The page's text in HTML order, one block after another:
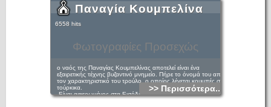
Φωτογραφίες Προσεχώς
Παναγία Κουμπελίνα
6558 hits
ο ναός της Παναγίας Κουμπελίνας αποτελεί είναι ένα
εξαιρετικής τέχνης βυζαντινό μνημείο. Πήρε το όνομά του από
τον χαρακτηριστικό του τρούλο, ο οποίος λέγεται κουμπές στα
τούρκικα.
Είναι αφιερωμένος στα Εισόδια της Θεοτόκου και εορτάζεται
>> Περισσότερα...